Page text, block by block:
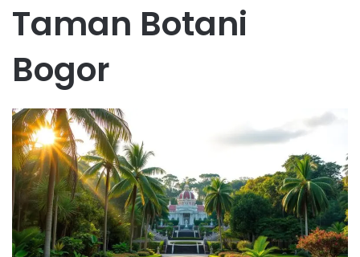
Taman Botani
Bogor